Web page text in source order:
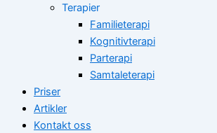
Terapier
Familieterapi
Kognitivterapi
Parterapi
Samtaleterapi
Priser
Artikler
Kontakt oss